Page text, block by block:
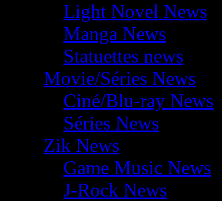
Light Novel News
Manga News
Statuettes news
Movie/Séries News
Ciné/Blu-ray News
Séries News
Zik News
Game Music News
J-Rock News